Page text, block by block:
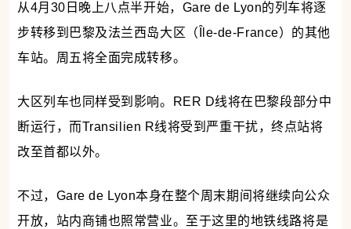
从4月30日晚上八点半开始， Gare de Lyon的列车将逐
步转移到 巴黎及法兰西岛大区（Île-de-France）的其他
车站。周五将全面完成转移。
大区列车也同样受到影响。RER D线将在巴黎段部分中
断运行，而Transilien R线将受到严重干扰，终点站将
改至首都以外。
不过，Gare de Lyon本身在整个周末期间将继续向公众
开放，站内商铺也照常营业。至于这里的地铁线路将是